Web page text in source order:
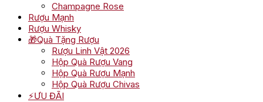
Champagne Rose
Rượu Mạnh
Rượu Whisky
🎁Quà Tặng Rượu
Rượu Linh Vật 2026
Hộp Quà Rượu Vang
Hộp Quà Rượu Mạnh
Hộp Quà Rượu Chivas
⚡ƯU ĐÃI